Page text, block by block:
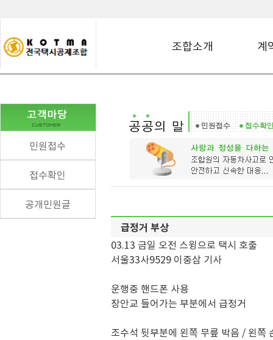
조합소개 계
민원접수
접수확인
공개민원글
급정거 부상
03.13 금일 오전 스윙으로 택시 호출
서울33사9529 이중삼 기사
운행중 핸드폰 사용
장안교 들어가는 부분에서 급정거
조수석 뒷부분에 왼쪽 무릎 박음 / 왼쪽